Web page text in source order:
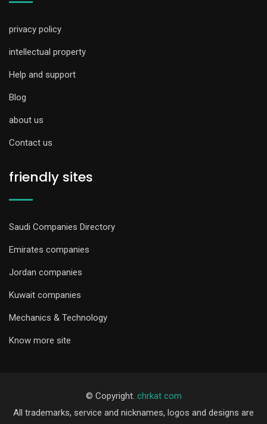
privacy policy
intellectual property
Help and support
Blog
about us
Contact us
friendly sites
Saudi Companies Directory
Emirates companies
Jordan companies
Kuwait companies
Mechanics & Technology
Know more site
© Copyright. chrkat com
All trademarks, service and nicknames, logos and designs are